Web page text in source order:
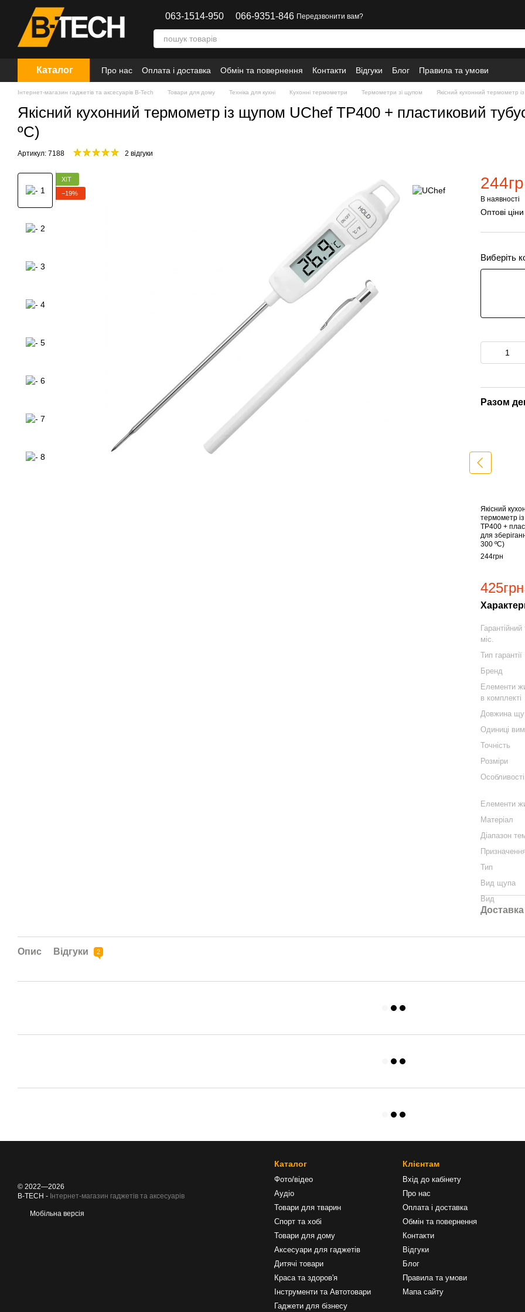
Перейти до основного контенту
063-1514-950 066-9351-846 Передзвонити вам?
Каталог Про нас Оплата і доставка Обмін та повернення Контакти Відгуки Блог Правила та умови
Інтернет-магазин гаджетів та аксесуарів B-Tech Товари для дому Техніка для кухні Кухонні термометри Термометри зі щупом Якісний кухонний термометр
Якісний кухонний термометр із щупом UChef TP400 + пластиковий
ºC)
Артикул: 7188 2 відгуки
ХІТ
−19%
В наявності
Оптові
Виберіть
Разом
Якісний
термометр
TP400 +
для
300 ºC)
244грн
425грн
міс.
Тип гарантії
Бренд
Елементи
в комплекті
Довжина
Одиниці
Точність
Розміри
Особливості
Елементи
Матеріал
Діапазон
Тип
Вид щупа
Вид
Доставка
Опис Відгуки 2
© 2022—2026
B-TECH - Інтернет-магазин гаджетів та аксесуарів
Мобільна версія
Каталог
Фото/відео
Аудіо
Товари для тварин
Спорт та хобі
Товари для дому
Аксесуари для гаджетів
Дитячі товари
Краса та здоров'я
Інструменти та Автотовари
Гаджети для бізнесу
Клієнтам
Вхід до кабінету
Про нас
Оплата і доставка
Обмін та повернення
Контакти
Відгуки
Блог
Правила та умови
Мапа сайту